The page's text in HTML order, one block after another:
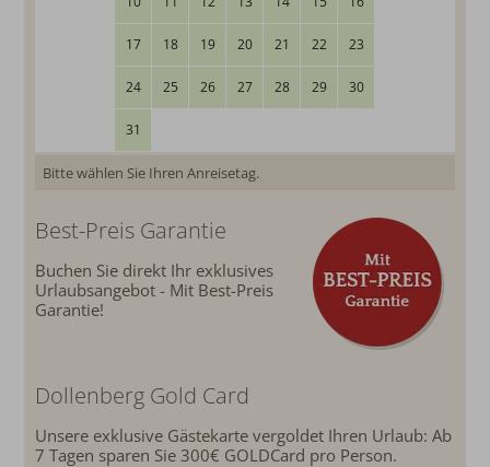
17 18 19 20 21 22 23
24 25 26 27 28 29 30
31
Bitte wählen Sie Ihren Anreisetag.
Best-Preis Garantie
Buchen Sie direkt Ihr exklusives
Urlaubsangebot - Mit Best-Preis
Garantie!
Dollenberg Gold Card
Unsere exklusive Gästekarte vergoldet Ihren Urlaub: Ab
7 Tagen sparen Sie 300€ GOLDCard pro Person.